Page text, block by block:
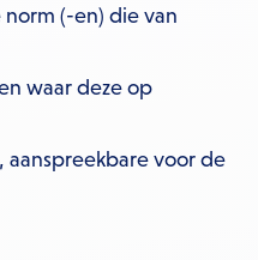
(-en) die van
waar deze op
aanspreekbare voor de